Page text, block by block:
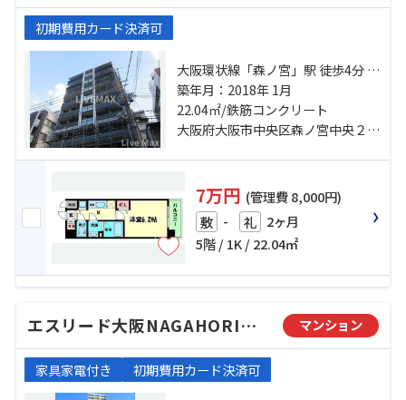
初期費用カード決済可
大阪環状線「森ノ宮」駅 徒歩4分 地
下鉄中央線「森ノ宮」駅 徒歩5分 大
阪環状線「玉造」駅 徒歩9分
築年月：2018年 1月
22.04㎡/鉄筋コンクリート
大阪府大阪市中央区森ノ宮中央２丁目
7万円 (管理費 8,000円)
敷 - 礼 2ヶ月
5階 / 1K / 22.04㎡
エスリード大阪NAGAHORI GATE マンション
家具家電付き 初期費用カード決済可